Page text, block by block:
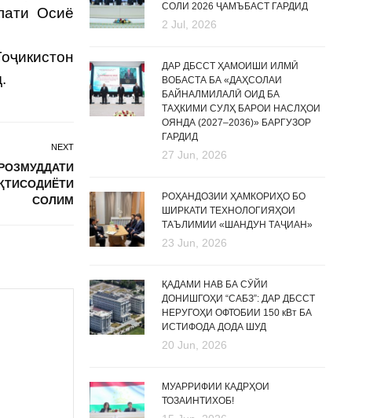
Осиё
NEXT
СОЛИМ
СОЛИ 2026 ҶАМЪБАСТ ГАРДИД
2 Jul, 2026
ДАР ДБССТ ҲАМОИШИ ИЛМӢ
ВОБАСТА БА «ДАҲСОЛАИ
БАЙНАЛМИЛАЛӢ ОИД БА
ТАҲКИМИ СУЛҲ БАРОИ НАСЛҲОИ
ОЯНДА (2027–2036)» БАРГУЗОР
ГАРДИД
27 Jun, 2026
РОҲАНДОЗИИ ҲАМКОРИҲО БО
ШИРКАТИ ТЕХНОЛОГИЯҲОИ
ТАЪЛИМИИ «ШАНДУН ТАҶИАН»
23 Jun, 2026
ҚАДАМИ НАВ БА СӮЙИ
ДОНИШГОҲИ “САБЗ”: ДАР ДБССТ
НЕРУГОҲИ ОФТОБИИ 150 кВт БА
ИСТИФОДА ДОДА ШУД
20 Jun, 2026
МУАРРИФИИ КАДРҲОИ
ТОЗАИНТИХОБ!